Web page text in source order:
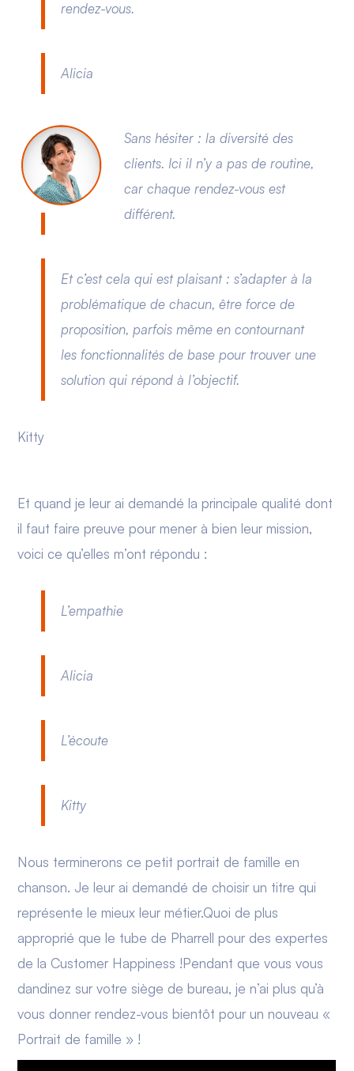
rendez-vous.
Alicia
Sans hésiter : la diversité des
clients. Ici il n’y a pas de routine,
car chaque rendez-vous est
différent.
Et c’est cela qui est plaisant : s’adapter à la
problématique de chacun, être force de
proposition, parfois même en contournant
les fonctionnalités de base pour trouver une
solution qui répond à l’objectif.
Kitty
Et quand je leur ai demandé la principale qualité dont
il faut faire preuve pour mener à bien leur mission,
voici ce qu’elles m’ont répondu :
L’empathie
Alicia
L’écoute
Kitty
Nous terminerons ce petit portrait de famille en
chanson. Je leur ai demandé de choisir un titre qui
représente le mieux leur métier.Quoi de plus
approprié que le tube de Pharrell pour des expertes
de la Customer Happiness !Pendant que vous vous
dandinez sur votre siège de bureau, je n’ai plus qu’à
vous donner rendez-vous bientôt pour un nouveau «
Portrait de famille » !